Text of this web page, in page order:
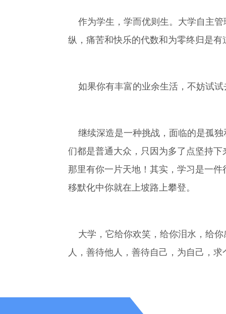
作为学生，学而优则生。大学自主管
纵，痛苦和快乐的代数和为零终归是
如果你有丰富的业余生活，不妨试试
继续深造是一种挑战，面临的是孤独
们都是普通大众，只因为多了点坚持
那里有你一片天地！其实，学习是一
移默化中你就在上坡路上攀登。
大学，它给你欢笑，给你泪水，给你
人，善待他人，善待自己，为自己，